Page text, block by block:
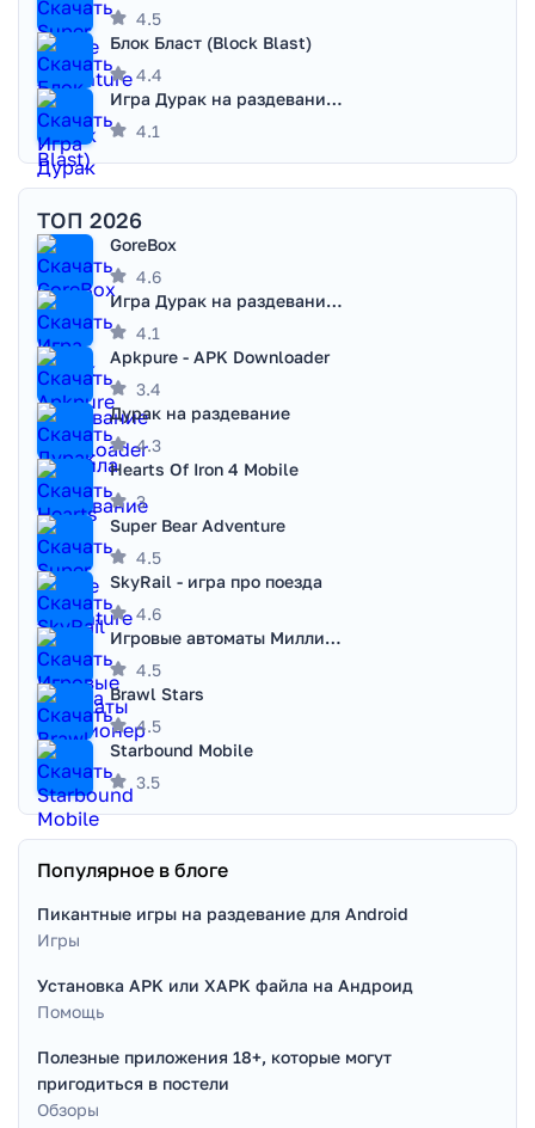
4.5
Блок Бласт (Block Blast)
4.4
Игра Дурак на раздевание - Правила игры
4.1
ТОП 2026
GoreBox
4.6
Игра Дурак на раздевание - Правила игры
4.1
Apkpure - APK Downloader
3.4
Дурак на раздевание
4.3
Hearts Of Iron 4 Mobile
3
Super Bear Adventure
4.5
SkyRail - игра про поезда
4.6
Игровые автоматы Миллионер
4.5
Brawl Stars
4.5
Starbound Mobile
3.5
Популярное в блоге
Пикантные игры на раздевание для Android
Игры
Установка APK или XAPK файла на Андроид
Помощь
Полезные приложения 18+, которые могут
пригодиться в постели
Обзоры